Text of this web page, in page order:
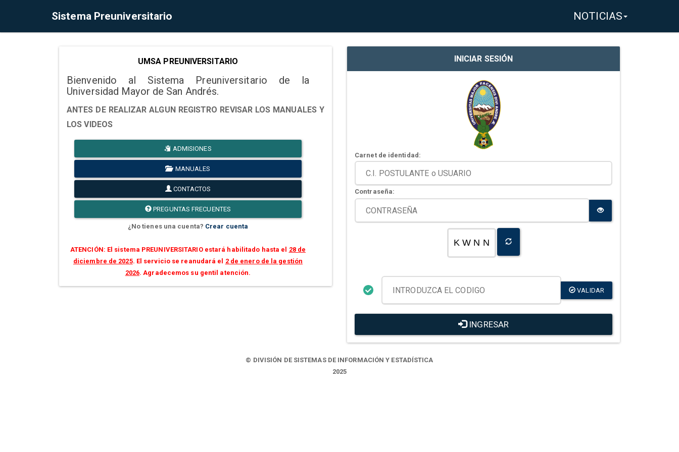
Sistema Preuniversitario NOTICIAS
UMSA PREUNIVERSITARIO
Bienvenido al Sistema Preuniversitario de la
Universidad Mayor de San Andrés.
ANTES DE REALIZAR ALGUN REGISTRO REVISAR LOS MANUALES Y
LOS VIDEOS
ADMISIONES
MANUALES
CONTACTOS
PREGUNTAS FRECUENTES
¿No tienes una cuenta? Crear cuenta
ATENCIÓN: El sistema PREUNIVERSITARIO estará habilitado hasta el 28 de
diciembre de 2025. El servicio se reanudará el 2 de enero de la gestión
2026. Agradecemos su gentil atención.
INICIAR SESIÓN
Carnet de identidad:
Contraseña:
K W N N
VALIDAR
INGRESAR
© DIVISIÓN DE SISTEMAS DE INFORMACIÓN Y ESTADÍSTICA
2025